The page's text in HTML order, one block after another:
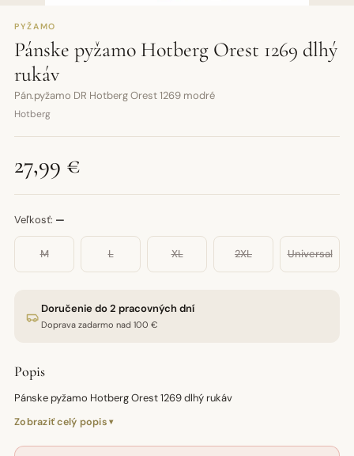
PYŽAMO
Pánske pyžamo Hotberg Orest 1269 dlhý
rukáv
Pán.pyžamo DR Hotberg Orest 1269 modré
Hotberg
27,99 €
Veľkosť: —
M L XL 2XL Universal
Doručenie do 2 pracovných dní
Doprava zadarmo nad 100 €
Popis
Pánske pyžamo Hotberg Orest 1269 dlhý rukáv
Zobraziť celý popis